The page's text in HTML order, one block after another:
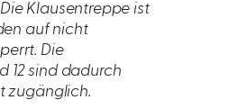
Die Klausentreppe ist
auf nicht
Die
12 sind dadurch
zugänglich.